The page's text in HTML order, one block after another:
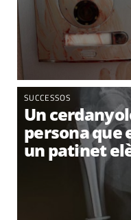
SUCCESSOS
Un
persona que
un patinet